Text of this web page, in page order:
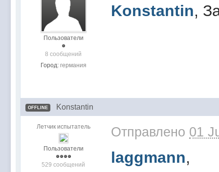
Пользователи
8 сообщений
Город: германия
Konstantin,
OFFLINE Konstantin
Летчик испытатель
Пользователи
529 сообщений
Отправлено 01
laggmann,